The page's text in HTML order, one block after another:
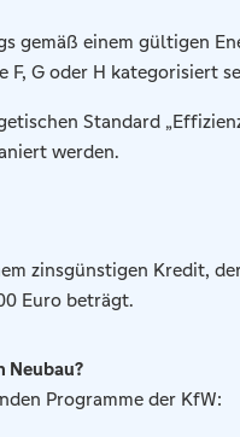
gemäß einem gültigen
F, G oder H kategorisiert
Standard
werden.
zinsgünstigen Kredit,
Euro beträgt.
Neubau?
Programme der KfW: